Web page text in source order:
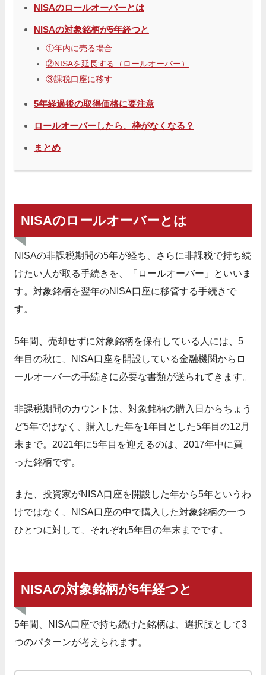
NISAのロールオーバーとは
NISAの対象銘柄が5年経つと
①年内に売る場合
②NISAを延長する（ロールオーバー）
③課税口座に移す
5年経過後の取得価格に要注意
ロールオーバーしたら、枠がなくなる？
まとめ
NISAのロールオーバーとは
NISAの非課税期間の5年が経ち、さらに非課税で持ち続
けたい人が取る手続きを、「ロールオーバー」といいま
す。対象銘柄を翌年のNISA口座に移管する手続きで
す。
5年間、売却せずに対象銘柄を保有している人には、5
年目の秋に、NISA口座を開設している金融機関からロ
ールオーバーの手続きに必要な書類が送られてきます。
非課税期間のカウントは、対象銘柄の購入日からちょう
ど5年ではなく、購入した年を1年目とした5年目の12月
末まで。2021年に5年目を迎えるのは、2017年中に買
った銘柄です。
また、投資家がNISA口座を開設した年から5年というわ
けではなく、NISA口座の中で購入した対象銘柄の一つ
ひとつに対して、それぞれ5年目の年末までです。
NISAの対象銘柄が5年経つと
5年間、NISA口座で持ち続けた銘柄は、選択肢として3
つのパターンが考えられます。